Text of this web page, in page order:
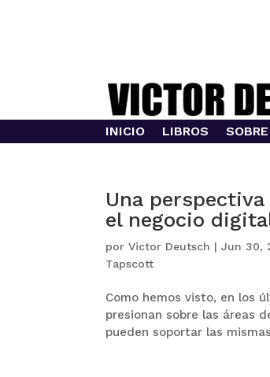
INICIO LIBROS
Una
el negocio
porVictor Deutsch |Jun 30,
Tapscott
Como hemos visto, en los
presionan sobre las áreas
pueden soportar las